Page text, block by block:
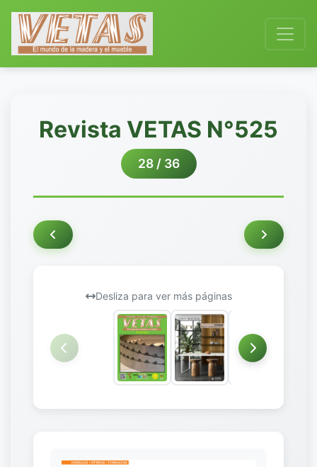
Revista VETAS N°525
28 / 36
Desliza para ver más páginas